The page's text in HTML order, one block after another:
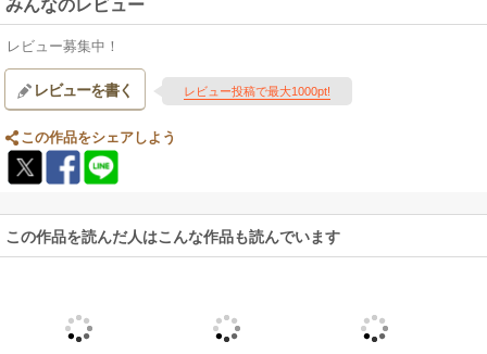
みんなのレビュー
レビュー募集中！
レビューを書く レビュー投稿で最大1000pt!
この作品をシェアしよう
この作品を読んだ人はこんな作品も読んでいます